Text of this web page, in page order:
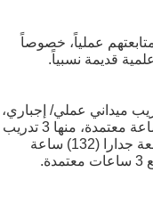
عملياً، خصوصاً
قديمة نسبياً.
من (132) ساعة معتمدة، ليس من بينها سوى (6) ساعات تدريب ميداني عملي/ إجباري،
في جامعة بترا (135) ساعة معتمدة، منها 3 تدريب ميداني عملي/ اختياري، في جامعة الشرق الأوسط (132) ساعة معتمدة، منها 3 تدريب
ميداني عملي/ إجباري، في جامعة الزرقاء الأهلية (132) ساعة منها 3 تدريب ميداني عملي/ إجباري. أما في جامعة جدارا (132) ساعة